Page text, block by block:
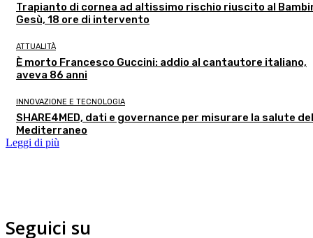
Trapianto di cornea ad altissimo rischio riuscito al
Gesù, 18 ore di intervento
ATTUALITÀ
È morto Francesco Guccini: addio al cantautore italiano,
aveva 86 anni
INNOVAZIONE E TECNOLOGIA
SHARE4MED, dati e governance per misurare la salute del
Mediterraneo
Leggi di più
Seguici su